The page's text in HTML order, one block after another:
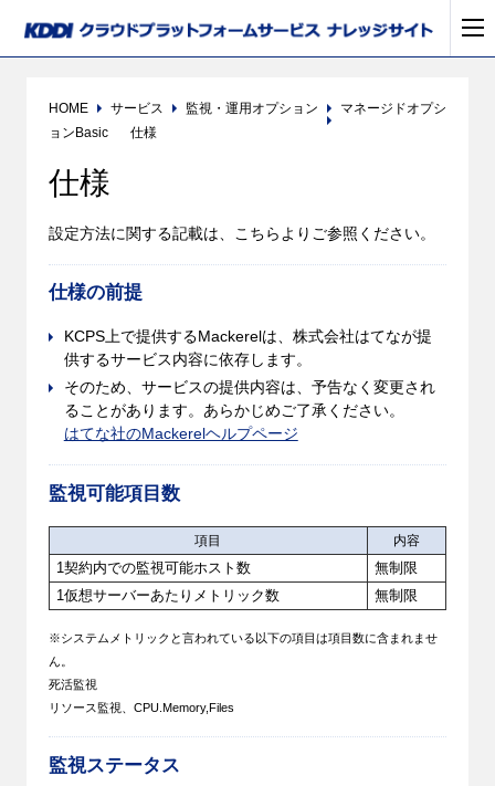
HOME サービス 監視・運用オプション
マネージドオプシ
ョンBasic
仕様
仕様
設定方法に関する記載は、こちらよりご参照ください。
仕様の前提
KCPS上で提供するMackerelは、株式会社はてなが提
供するサービス内容に依存します。
そのため、サービスの提供内容は、予告なく変更され
ることがあります。あらかじめご了承ください。
はてな社のMackerelヘルプページ
監視可能項目数
項目
内容
1契約内での監視可能ホスト数
無制限
1仮想サーバーあたりメトリック数
無制限
※システムメトリックと言われている以下の項目は項目数に含まれませ
ん。
死活監視
リソース監視、CPU.Memory,Files
監視ステータス